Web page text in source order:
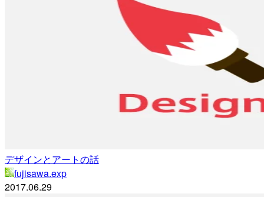
デザインとアートの話
fujisawa.exp
2017.06.29